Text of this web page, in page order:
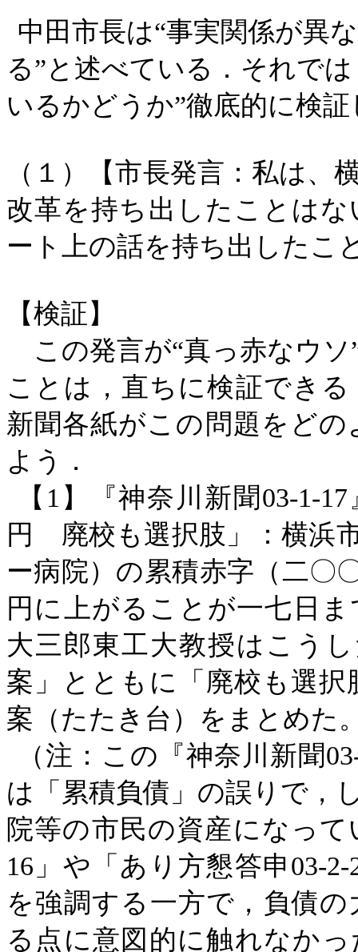
中田市長は“事実関係が異
る”と述べている．それで
いるかどうか”徹底的に検
（１）【市長発言：私は
改革を持ち出したことは
ート上の話を持ち出したこ
【検証】
この発言が“真っ赤なウソ
ことは，直ちに検証でき
新聞各紙がこの問題をど
よう．
【 1】『神奈川新聞03-1-
円 廃校も選択肢」：横浜
ー病院）の累積赤字（二〇
円に上がることが一七日
大三郎東工大教授はこう
案」とともに「廃校も選
案（たたき台）をまとめた
（注：この『神奈川新聞
は「累積負債」の誤りで，
院等の市民の資産になっ
16」や「あり方懇答申03-
を強調する一方で，負債
る点に意図的に触れなか